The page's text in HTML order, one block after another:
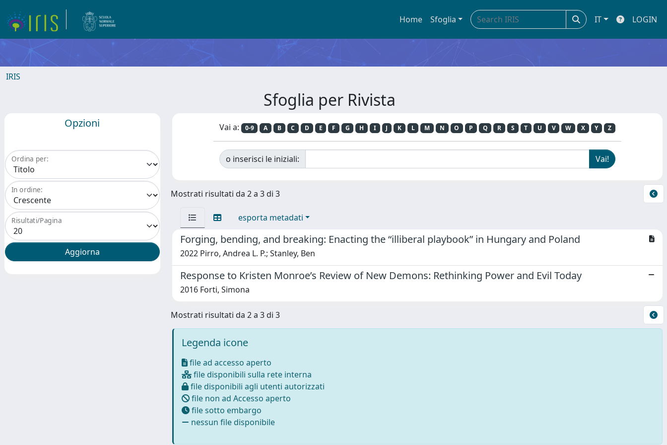
Home Sfoglia IT LOGIN
IRIS
Sfoglia per Rivista
Opzioni
Ordina per:
In ordine:
Risultati/Pagina
Vai a: 0-9 A B C D E F G H I J K L M N O P Q R S T U V W X Y Z
o inserisci le iniziali:
Mostrati risultati da 2 a 3 di 3
esporta metadati
Forging, bending, and breaking: Enacting the “illiberal playbook” in Hungary and Poland
2022 Pirro, Andrea L. P.; Stanley, Ben
Response to Kristen Monroe’s Review of New Demons: Rethinking Power and Evil Today
2016 Forti, Simona
Mostrati risultati da 2 a 3 di 3
Legenda icone
file ad accesso aperto
file disponibili sulla rete interna
file disponibili agli utenti autorizzati
file non ad Accesso aperto
file sotto embargo
nessun file disponibile